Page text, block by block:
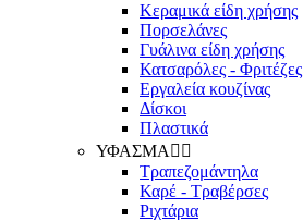
Κεραμικά είδη χρήσης
Πορσελάνες
Γυάλινα είδη χρήσης
Κατσαρόλες - Φριτέζες
Εργαλεία κουζίνας
Δίσκοι
Πλαστικά
ΥΦΑΣΜΑ  
Τραπεζομάντηλα
Καρέ - Τραβέρσες
Ριχτάρια